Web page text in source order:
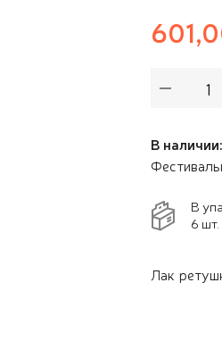
В
В
6 шт.
Лак